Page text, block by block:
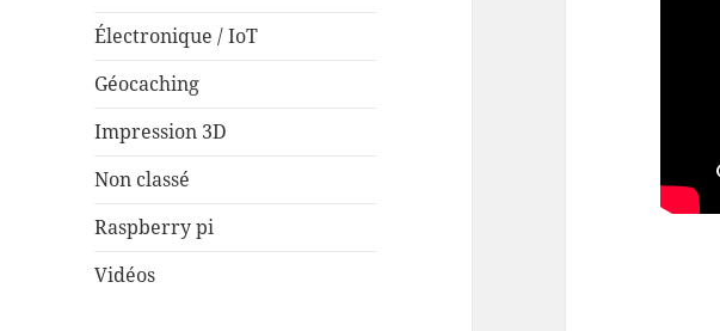
Électronique / IoT
Géocaching
Impression 3D
Non classé
Raspberry pi
Vidéos